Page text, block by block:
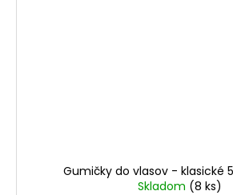
Gumičky do vlasov - klasické
Skladom (8 ks)